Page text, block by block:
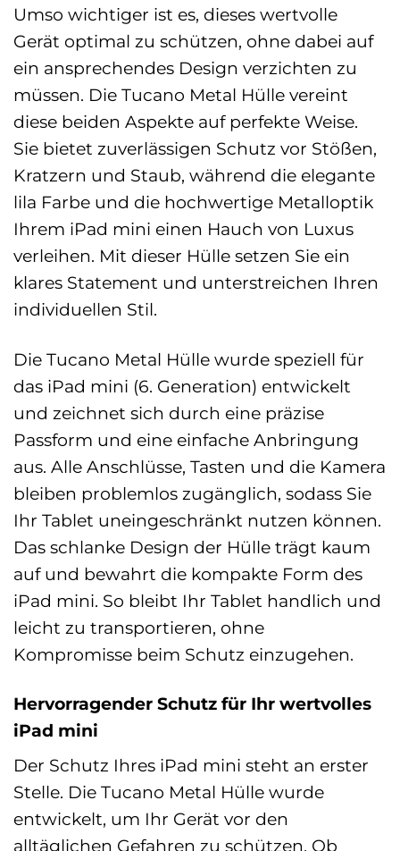
Umso wichtiger ist es, dieses wertvolle
Gerät optimal zu schützen, ohne dabei auf
ein ansprechendes Design verzichten zu
müssen. Die Tucano Metal Hülle vereint
diese beiden Aspekte auf perfekte Weise.
Sie bietet zuverlässigen Schutz vor Stößen,
Kratzern und Staub, während die elegante
lila Farbe und die hochwertige Metalloptik
Ihrem iPad mini einen Hauch von Luxus
verleihen. Mit dieser Hülle setzen Sie ein
klares Statement und unterstreichen Ihren
individuellen Stil.
Die Tucano Metal Hülle wurde speziell für
das iPad mini (6. Generation) entwickelt
und zeichnet sich durch eine präzise
Passform und eine einfache Anbringung
aus. Alle Anschlüsse, Tasten und die Kamera
bleiben problemlos zugänglich, sodass Sie
Ihr Tablet uneingeschränkt nutzen können.
Das schlanke Design der Hülle trägt kaum
auf und bewahrt die kompakte Form des
iPad mini. So bleibt Ihr Tablet handlich und
leicht zu transportieren, ohne
Kompromisse beim Schutz einzugehen.
Hervorragender Schutz für Ihr wertvolles
iPad mini
Der Schutz Ihres iPad mini steht an erster
Stelle. Die Tucano Metal Hülle wurde
entwickelt, um Ihr Gerät vor den
alltäglichen Gefahren zu schützen. Ob